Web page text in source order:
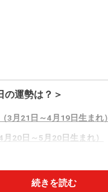
の運勢は？＞
3月21日～4月19日生まれ）
月20日～5月20日生まれ）
22日～7月22日生まれ）
続きを読む